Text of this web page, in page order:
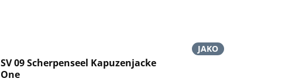
SV 09 Scherpenseel Kapuzenjacke
One
JAKO